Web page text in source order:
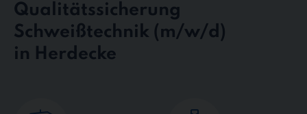
Qualitätssicherung
Schweißtechnik
in Herdecke